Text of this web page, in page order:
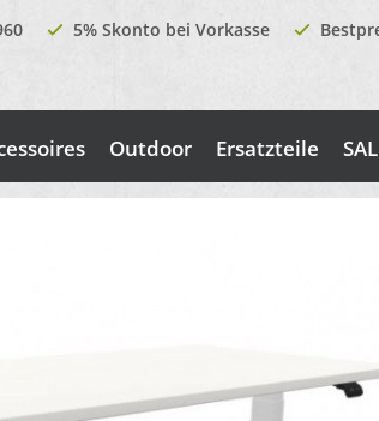
960 5% Skonto bei Vorkasse
Outdoor Ersatzteile